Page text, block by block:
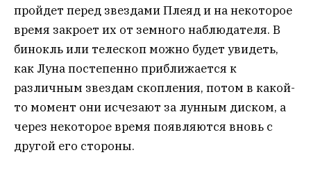
пройдет перед звездами Плеяд и на некоторое
время закроет их от земного наблюдателя. В
бинокль или телескоп можно будет увидеть,
как Луна постепенно приближается к
различным звездам скопления, потом в какой-
то момент они исчезают за лунным диском, а
через некоторое время появляются вновь с
другой его стороны.